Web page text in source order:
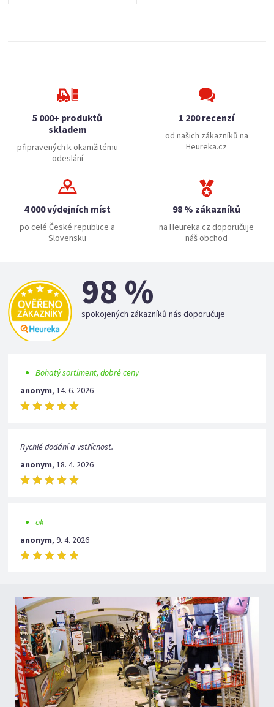
5 000+ produktů
skladem
připravených k okamžitému
odeslání
1 200 recenzí
od našich zákazníků na
Heureka.cz
4 000 výdejních míst
po celé České republice a
Slovensku
98 % zákazníků
na Heureka.cz doporučuje
náš obchod
98 %
spokojených zákazníků nás doporučuje
Bohatý sortiment, dobré ceny
anonym,14. 6. 2026
Rychlé dodání a vstřícnost.
anonym,18. 4. 2026
ok
anonym,9. 4. 2026